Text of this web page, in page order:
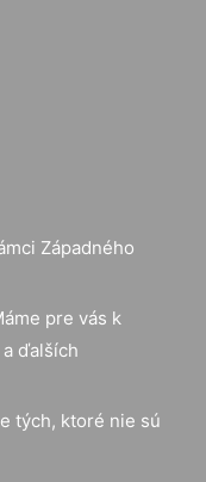
Západného
pre vás k
ďalších
tých, ktoré nie sú